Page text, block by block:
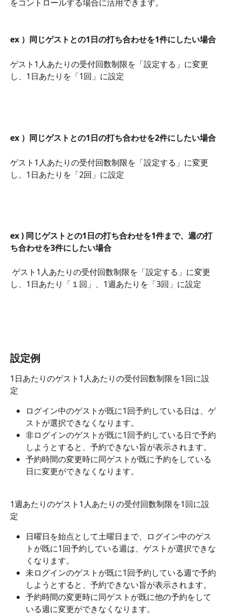
をコントロールする場合に活用できます。
ex ）同じゲストとの1日の打ち合わせを1件にしたい場合
ゲスト1人あたりの受付回数制限を「設定する」に変更
し、1日あたりを「1回」に設定
ex ）同じゲストとの1日の打ち合わせを2件にしたい場合
ゲスト1人あたりの受付回数制限を「設定する」に変更
し、1日あたりを「2回」に設定
ex ) 同じゲストとの1日の打ち合わせを1件まで、週の打
ち合わせを3件にしたい場合
し、1日あたり「１回」、1週あたりを「3回」に設定
設定例
1日あたりのゲスト1人あたりの受付回数制限を1回に設
定
ログイン中のゲストが既に1回予約している日は、ゲ
ストが選択できなくなります。
非ログインのゲストが既に1回予約している日で予約
しようとすると、予約できない旨が表示されます。
予約時間の変更時に同ゲストが既に予約をしている
日に変更ができなくなります。
1週あたりのゲスト1人あたりの受付回数制限を1回に設
定
日曜日を始点として土曜日まで、ログイン中のゲス
トが既に1回予約している週は、ゲストが選択できな
くなります。
未ログインのゲストが既に1回予約している週で予約
しようとすると、予約できない旨が表示されます。
予約時間の変更時に同ゲストが既に他の予約をして
いる週に変更ができなくなります。